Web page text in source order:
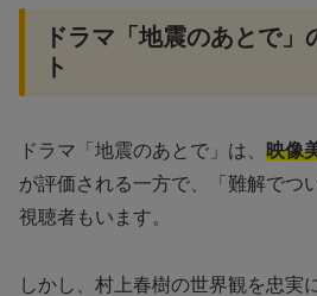
ドラマ「地震のあとで」
ト
ドラマ「地震のあとで」は、 映像
が評価される一方で、「難解でつ
視聴者もいます。
しかし、村上春樹の世界観を忠実